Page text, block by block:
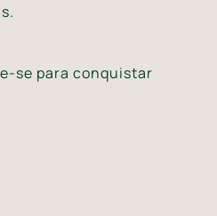
se para conquistar